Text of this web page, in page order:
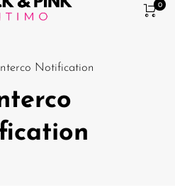
0
Notification